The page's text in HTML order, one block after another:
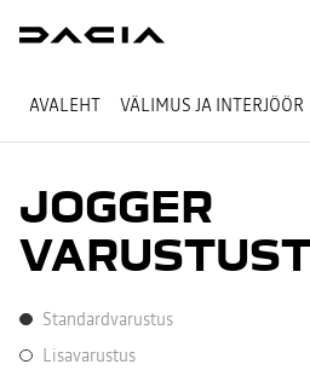
AVALEHT VÄLIMUS JA INTERJÖÖR
JOGGER
Standardvarustus
Standardvarustus
Lisavarustus
Lisavarustus